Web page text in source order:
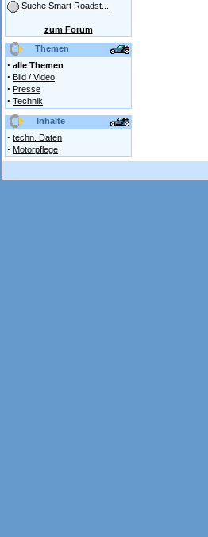
Suche Smart Roadst...
zum Forum
Themen
· alle Themen
· Bild / Video
· Presse
· Technik
Inhalte
· techn. Daten
· Motorpflege